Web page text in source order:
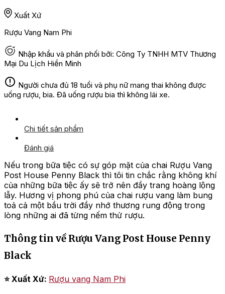
Xuất Xứ
Rượu Vang Nam Phi
Nhập khẩu và phân phối bởi: Công Ty TNHH MTV Thương
Mại Du Lịch Hiền Minh
Người chưa đủ 18 tuổi và phụ nữ mang thai không được
uống rượu, bia. Đã uống rượu bia thì không lái xe.
Chi tiết sản phẩm
Đánh giá
Nếu trong bữa tiệc có sự góp mặt của chai Rượu Vang
Post House Penny Black thì tôi tin chắc rằng không khí
của những bữa tiệc ấy sẽ trở nên đầy trang hoàng lộng
lẫy. Hương vị phong phú của chai rượu vang làm bung
toả cả một bầu trời đầy nhớ thương rung động trong
lòng những ai đã từng nếm thử rượu.
Thông tin về Rượu Vang Post House Penny
Black
⭐ Xuất Xứ: Rượu vang Nam Phi